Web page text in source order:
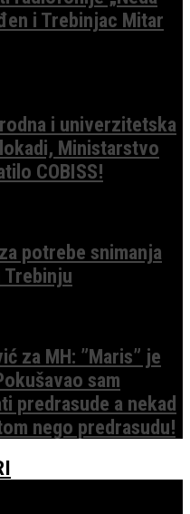
i Trebinjac Mitar
i univerzitetska
Ministarstvo
COBISS!
potrebe snimanja
Trebinju
za MH: ”Maris” je
sam
predrasude a nekad
nego predrasudu!